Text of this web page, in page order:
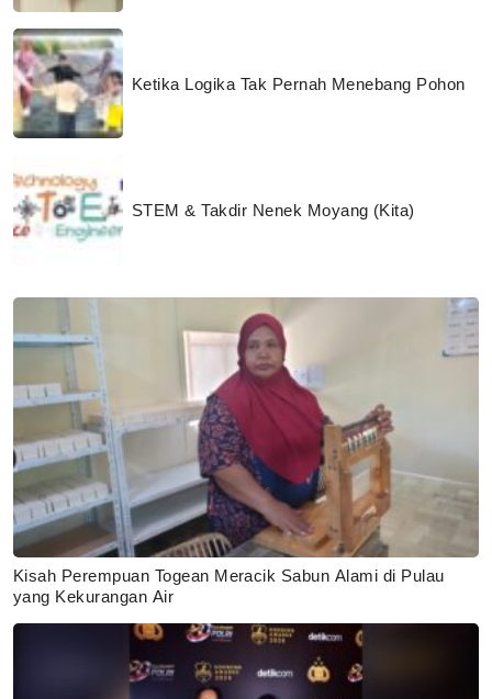
Ketika Logika Tak Pernah Menebang Pohon
STEM & Takdir Nenek Moyang (Kita)
Kisah Perempuan Togean Meracik Sabun Alami di Pulau
yang Kekurangan Air